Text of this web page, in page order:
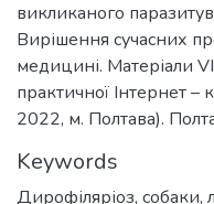
викликаного
Вирішення сучасних
медицині. Матеріали
практичної Інтернет
2022, м. Полтава).
Keywords
Дирофіляріоз, собаки,